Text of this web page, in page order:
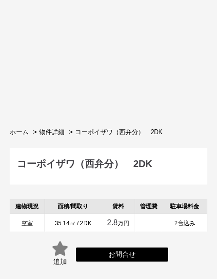
ホーム 物件詳細 コーポイザワ（西弁分） 2DK
コーポイザワ（西弁分） 2DK
建物現況 面積/間取り 賃料 管理費 駐車場料金
空室 35.14㎡ / 2DK 2.8万円 2台込み
追加
お問合せ